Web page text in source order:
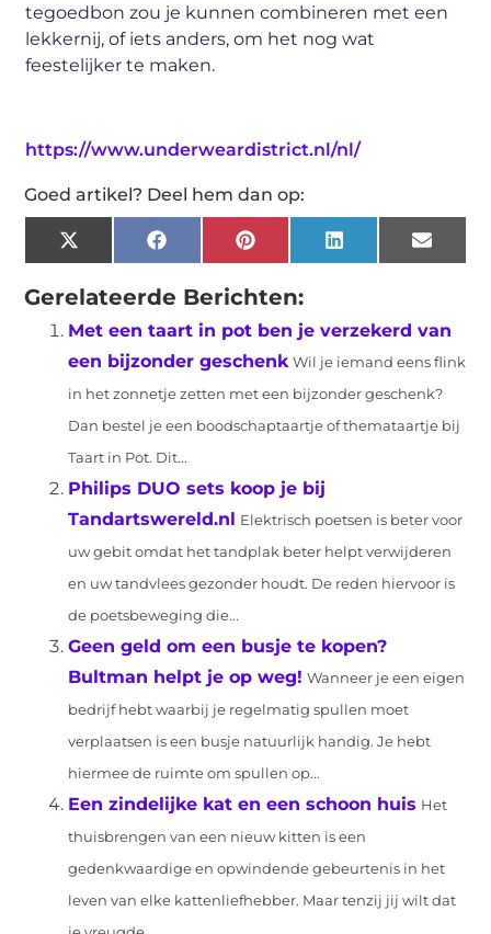
tegoedbon zou je kunnen combineren met een
lekkernij, of iets anders, om het nog wat
feestelijker te maken.
https://www.underweardistrict.nl/nl/
Goed artikel? Deel hem dan op:
X
(Twitter)
FacebookPinterestLinkedIn Email
Gerelateerde Berichten:
Met een taart in pot ben je verzekerd van
een bijzonder geschenk Wil je iemand eens flink
in het zonnetje zetten met een bijzonder geschenk?
Dan bestel je een boodschaptaartje of themataartje bij
Taart in Pot. Dit...
Philips DUO sets koop je bij
Tandartswereld.nl Elektrisch poetsen is beter voor
uw gebit omdat het tandplak beter helpt verwijderen
en uw tandvlees gezonder houdt. De reden hiervoor is
de poetsbeweging die...
Geen geld om een busje te kopen?
Bultman helpt je op weg! Wanneer je een eigen
bedrijf hebt waarbij je regelmatig spullen moet
verplaatsen is een busje natuurlijk handig. Je hebt
hiermee de ruimte om spullen op...
Een zindelijke kat en een schoon huis Het
thuisbrengen van een nieuw kitten is een
gedenkwaardige en opwindende gebeurtenis in het
leven van elke kattenliefhebber. Maar tenzij jij wilt dat